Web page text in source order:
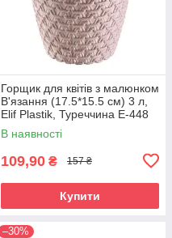
Горщик для квітів з малюнком
В'язання (17.5*15.5 см) 3 л,
Elif Plastik, Туреччина Е-448
В наявності
109,90 ₴ 157 ₴
Купити
–30%